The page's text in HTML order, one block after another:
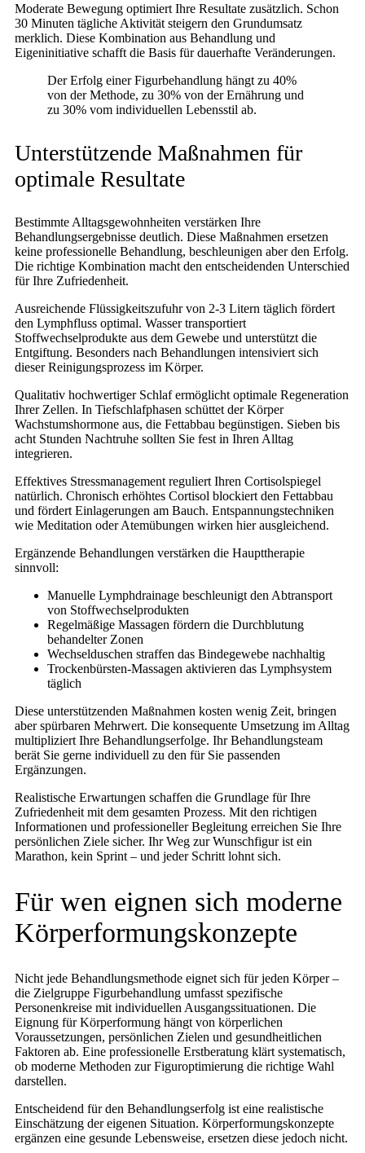
Moderate Bewegung optimiert Ihre Resultate zusätzlich. Schon
30 Minuten tägliche Aktivität steigern den Grundumsatz
merklich. Diese Kombination aus Behandlung und
Eigeninitiative schafft die Basis für dauerhafte Veränderungen.
Der Erfolg einer Figurbehandlung hängt zu 40%
von der Methode, zu 30% von der Ernährung und
zu 30% vom individuellen Lebensstil ab.
Unterstützende Maßnahmen für
optimale Resultate
Bestimmte Alltagsgewohnheiten verstärken Ihre
Behandlungsergebnisse deutlich. Diese Maßnahmen ersetzen
keine professionelle Behandlung, beschleunigen aber den Erfolg.
Die richtige Kombination macht den entscheidenden Unterschied
für Ihre Zufriedenheit.
Ausreichende Flüssigkeitszufuhr von 2-3 Litern täglich fördert
den Lymphfluss optimal. Wasser transportiert
Stoffwechselprodukte aus dem Gewebe und unterstützt die
Entgiftung. Besonders nach Behandlungen intensiviert sich
dieser Reinigungsprozess im Körper.
Qualitativ hochwertiger Schlaf ermöglicht optimale Regeneration
Ihrer Zellen. In Tiefschlafphasen schüttet der Körper
Wachstumshormone aus, die Fettabbau begünstigen. Sieben bis
acht Stunden Nachtruhe sollten Sie fest in Ihren Alltag
integrieren.
Effektives Stressmanagement reguliert Ihren Cortisolspiegel
natürlich. Chronisch erhöhtes Cortisol blockiert den Fettabbau
und fördert Einlagerungen am Bauch. Entspannungstechniken
wie Meditation oder Atemübungen wirken hier ausgleichend.
Ergänzende Behandlungen verstärken die Haupttherapie
sinnvoll:
Manuelle Lymphdrainage beschleunigt den Abtransport
von Stoffwechselprodukten
Regelmäßige Massagen fördern die Durchblutung
behandelter Zonen
Wechselduschen straffen das Bindegewebe nachhaltig
Trockenbürsten-Massagen aktivieren das Lymphsystem
täglich
Diese unterstützenden Maßnahmen kosten wenig Zeit, bringen
aber spürbaren Mehrwert. Die konsequente Umsetzung im Alltag
multipliziert Ihre Behandlungserfolge. Ihr Behandlungsteam
berät Sie gerne individuell zu den für Sie passenden
Ergänzungen.
Realistische Erwartungen schaffen die Grundlage für Ihre
Zufriedenheit mit dem gesamten Prozess. Mit den richtigen
Informationen und professioneller Begleitung erreichen Sie Ihre
persönlichen Ziele sicher. Ihr Weg zur Wunschfigur ist ein
Marathon, kein Sprint – und jeder Schritt lohnt sich.
Für wen eignen sich moderne
Körperformungskonzepte
Nicht jede Behandlungsmethode eignet sich für jeden Körper –
die Zielgruppe Figurbehandlung umfasst spezifische
Personenkreise mit individuellen Ausgangssituationen. Die
Eignung für Körperformung hängt von körperlichen
Voraussetzungen, persönlichen Zielen und gesundheitlichen
Faktoren ab. Eine professionelle Erstberatung klärt systematisch,
ob moderne Methoden zur Figuroptimierung die richtige Wahl
darstellen.
Entscheidend für den Behandlungserfolg ist eine realistische
Einschätzung der eigenen Situation. Körperformungskonzepte
ergänzen eine gesunde Lebensweise, ersetzen diese jedoch nicht.